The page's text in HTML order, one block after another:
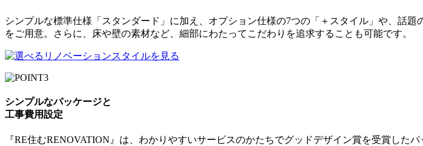
シンプルな標準仕様「スタンダード」に加え、オプション仕様の7つの「＋スタイル」や、話
をご用意。さらに、床や壁の素材など、細部にわたってこだわりを追求することも可能です。
シンプルなパッケージと
工事費用設定
『RE住むRENOVATION』は、わかりやすいサービスのかたちでグッドデザイン賞を受賞し